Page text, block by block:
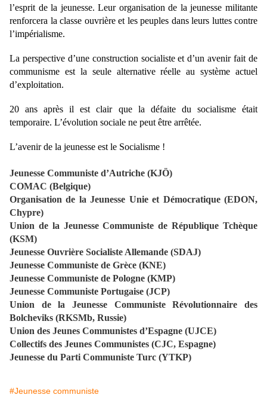
l’esprit de la jeunesse. Leur organisation de la jeunesse militante
renforcera la classe ouvrière et les peuples dans leurs luttes contre
l’impérialisme.
La perspective d’une construction socialiste et d’un avenir fait de
communisme est la seule alternative réelle au système actuel
d’exploitation.
20 ans après il est clair que la défaite du socialisme était
temporaire. L’évolution sociale ne peut être arrêtée.
L’avenir de la jeunesse est le Socialisme !
Jeunesse Communiste d’Autriche (KJÖ)
COMAC (Belgique)
Organisation de la Jeunesse Unie et Démocratique (EDON,
Chypre)
Union de la Jeunesse Communiste de République Tchèque
(KSM)
Jeunesse Ouvrière Socialiste Allemande (SDAJ)
Jeunesse Communiste de Grèce (KNE)
Jeunesse Communiste de Pologne (KMP)
Jeunesse Communiste Portugaise (JCP)
Union de la Jeunesse Communiste Révolutionnaire des
Bolcheviks (RKSMb, Russie)
Union des Jeunes Communistes d’Espagne (UJCE)
Collectifs des Jeunes Communistes (CJC, Espagne)
Jeunesse du Parti Communiste Turc (YTKP)
#Jeunesse communiste